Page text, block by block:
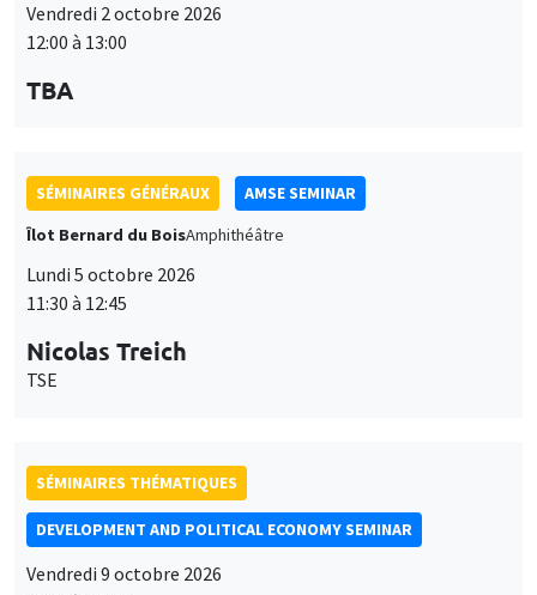
TBA
Îlot Bernard du BoisAmphithéâtre
Lundi 5 octobre 2026
11:30 à 12:45
Nicolas Treich
TSE
DEVELOPMENT AND POLITICAL ECONOMY SEMINAR
Vendredi 9 octobre 2026
11:00 à 12:15